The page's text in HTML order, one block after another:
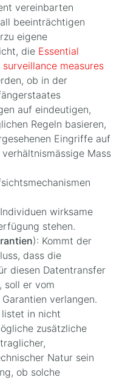
vereinbarten
beeinträchtigen
eigene
die Essential
measures
ob in der
auf eindeutigen,
Regeln basieren,
Eingriffe auf
Mass
wirksame
stehen.
): Kommt der
dass die
diesen Datentransfer
soll er vom
verlangen.
in nicht
zusätzliche
Natur sein
ob solche